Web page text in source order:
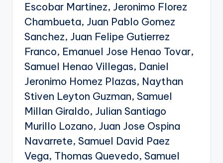
Escobar Martinez, Jeronimo Florez
Chambueta, Juan Pablo Gomez
Sanchez, Juan Felipe Gutierrez
Franco, Emanuel Jose Henao Tovar,
Samuel Henao Villegas, Daniel
Jeronimo Homez Plazas, Naythan
Stiven Leyton Guzman, Samuel
Millan Giraldo, Julian Santiago
Murillo Lozano, Juan Jose Ospina
Navarrete, Samuel David Paez
Vega, Thomas Quevedo, Samuel